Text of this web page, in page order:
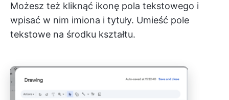
Możesz też kliknąć ikonę pola tekstowego i
wpisać w nim imiona i tytuły. Umieść pole
tekstowe na środku kształtu.